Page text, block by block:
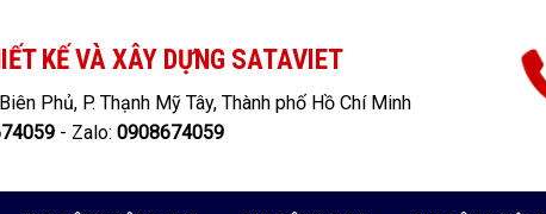
KẾ VÀ XÂY DỰNG SATAVIET
Phủ, P. Thạnh Mỹ Tây, Thành phố Hồ Chí Minh
- Zalo: 0908674059